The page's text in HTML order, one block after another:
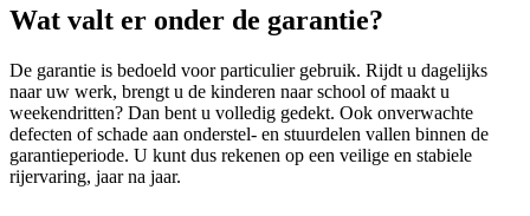
Wat valt er onder de garantie?
De garantie is bedoeld voor particulier gebruik. Rijdt u dagelijks
naar uw werk, brengt u de kinderen naar school of maakt u
weekendritten? Dan bent u volledig gedekt. Ook onverwachte
defecten of schade aan onderstel- en stuurdelen vallen binnen de
garantieperiode. U kunt dus rekenen op een veilige en stabiele
rijervaring, jaar na jaar.